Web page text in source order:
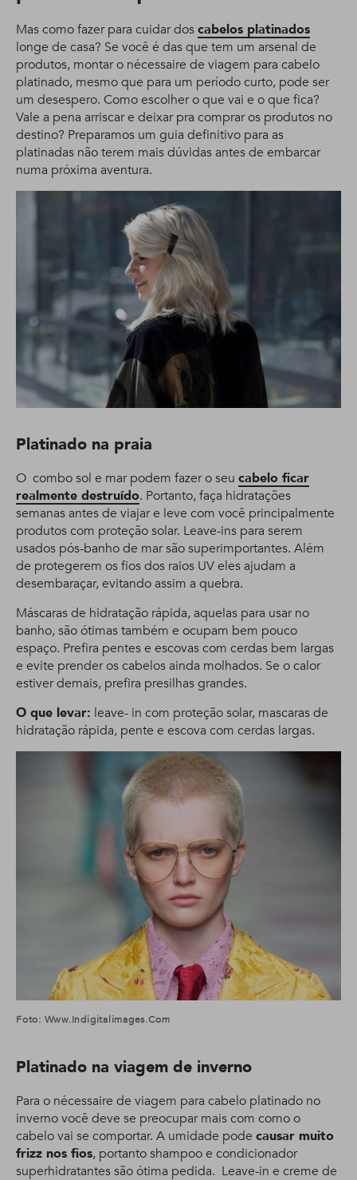
Mas como fazer para cuidar doscabelos platinados
longe de casa? Se você é das que tem um arsenal de
produtos, montar o nécessaire de viagem para cabelo
platinado, mesmo que para um período curto, pode ser
um desespero. Como escolher o que vai e o que fica?
Vale a pena arriscar e deixar pra comprar os produtos no
destino? Preparamos um guia definitivo para as
platinadas não terem mais dúvidas antes de embarcar
numa próxima aventura.
Platinado na praia
O combo sol e mar podem fazer o seu cabelo ficar
realmente destruído. Portanto, faça hidratações
semanas antes de viajar e leve com você principalmente
produtos com proteção solar. Leave-ins para serem
usados pós-banho de mar são superimportantes. Além
de protegerem os fios dos raios UV eles ajudam a
desembaraçar, evitando assim a quebra.
Máscaras de hidratação rápida, aquelas para usar no
banho, são ótimas também e ocupam bem pouco
espaço. Prefira pentes e escovas com cerdas bem largas
e evite prender os cabelos ainda molhados. Se o calor
estiver demais, prefira presilhas grandes.
O que levar: leave- in com proteção solar, mascaras de
hidratação rápida, pente e escova com cerdas largas.
Foto: Www.indigitalimages.com
Platinado na viagem de inverno
Para o nécessaire de viagem para cabelo platinado no
inverno você deve se preocupar mais com como o
cabelo vai se comportar. A umidade pode causar muito
frizz nos fios, portanto shampoo e condicionador
superhidratantes são ótima pedida. Leave-in e creme de